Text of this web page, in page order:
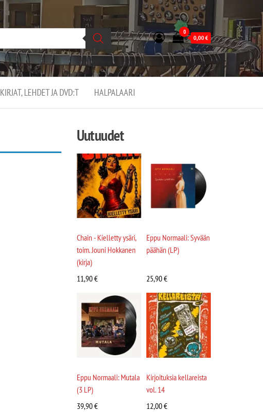
0
0,00€
KIRJAT, LEHDET JA DVD:T HALPALAARI
Uutuudet
Chain - Kielletty ysäri,
toim. Jouni Hokkanen
(kirja)
11,90€
Eppu Normaali: Syvään
päähän (LP)
25,90€
Eppu Normaali: Mutala
(3 LP)
39,90€
Kirjoituksia kellareista
vol. 14
12,00€